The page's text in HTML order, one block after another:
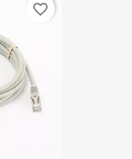
favorite_border